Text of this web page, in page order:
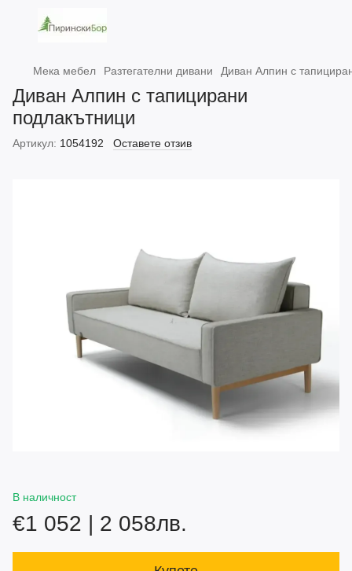
Мека мебел Разтегателни дивани Диван Алпин с
Диван Алпин с тапицирани
подлакътници
Артикул: 1054192 Оставете отзив
В наличност
€1 052 | 2 058лв.